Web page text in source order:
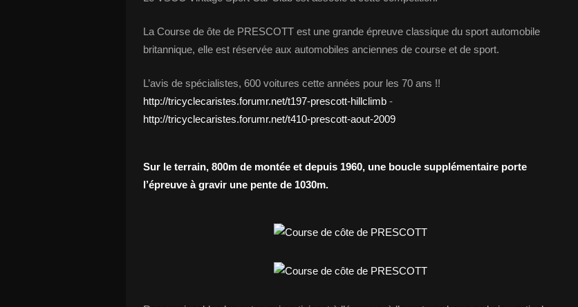
La Course de ôte de PRESCOTT est une grande épreuve classique du sport automobile
britannique, elle est réservée aux automobiles anciennes de course et de sport.
L’avis de spécialistes, 600 voitures cette années pour les 70 ans !!
http://tricyclecaristes.forumr.net/t197-prescott-hillclimb -
http://tricyclecaristes.forumr.net/t410-prescott-aout-2009
Sur le terrain, 800m de montée et depuis 1960, une boucle supplémentaire porte
l’épreuve à gravir une pente de 1030m.